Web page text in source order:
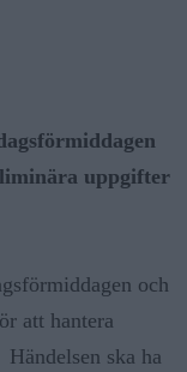
uppgifter
och
att hantera
ska ha